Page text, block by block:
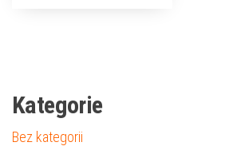
Kategorie
Bez kategorii